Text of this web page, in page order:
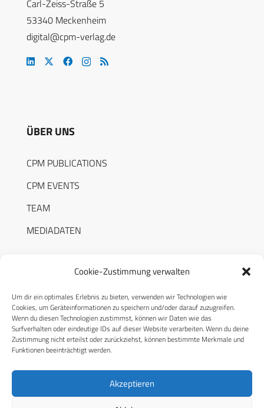
Cookie-Zustimmung verwalten
Um dir ein optimales Erlebnis zu bieten, verwenden wir Technologien wie
Cookies, um Geräteinformationen zu speichern und/oder darauf zuzugreifen.
Wenn du diesen Technologien zustimmst, können wir Daten wie das
Surfverhalten oder eindeutige IDs auf dieser Website verarbeiten. Wenn du deine
Zustimmung nicht erteilst oder zurückziehst, können bestimmte Merkmale und
Funktionen beeinträchtigt werden.
Akzeptieren
Carl-Zeiss-Straße 5
53340 Meckenheim
digital@cpm-verlag.de
ÜBER UNS
CPM PUBLICATIONS
CPM EVENTS
TEAM
MEDIADATEN
RECHTLICHES
Datenschutzerklärung
Cookie-Richtlinie (EU)